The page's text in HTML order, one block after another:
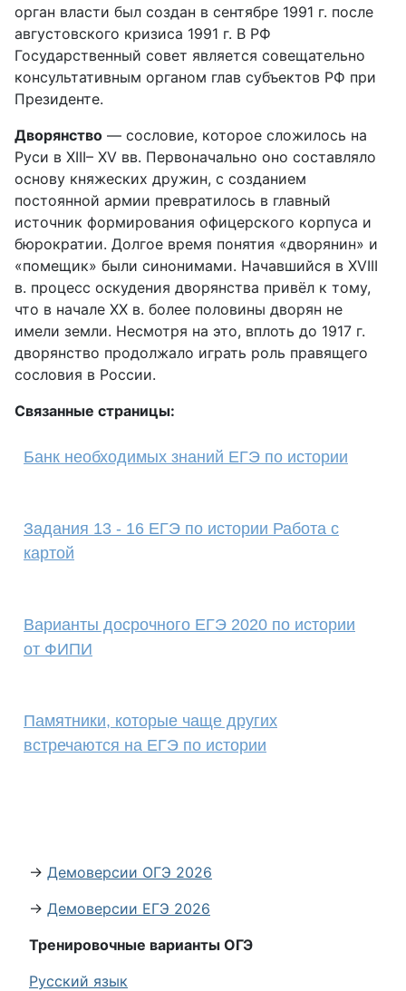
орган власти был создан в сентябре 1991 г. после
августовского кризиса 1991 г. В РФ
Государственный совет является совещательно
консультативным органом глав субъектов РФ при
Президенте.
Дворянство — сословие, которое сложилось на
Руси в XIII– XV вв. Первоначально оно составляло
основу княжеских дружин, с созданием
постоянной армии превратилось в главный
источник формирования офицерского корпуса и
бюрократии. Долгое время понятия «дворянин» и
«помещик» были синонимами. Начавшийся в XVIII
в. процесс оскудения дворянства привёл к тому,
что в начале XX в. более половины дворян не
имели земли. Несмотря на это, вплоть до 1917 г.
дворянство продолжало играть роль правящего
сословия в России.
Связанные страницы:
Банк необходимых знаний ЕГЭ по истории
Задания 13 - 16 ЕГЭ по истории Работа с
картой
Варианты досрочного ЕГЭ 2020 по истории
от ФИПИ
Памятники, которые чаще других
встречаются на ЕГЭ по истории
→ Демоверсии ОГЭ 2026
→ Демоверсии ЕГЭ 2026
Тренировочные варианты ОГЭ
Русский язык